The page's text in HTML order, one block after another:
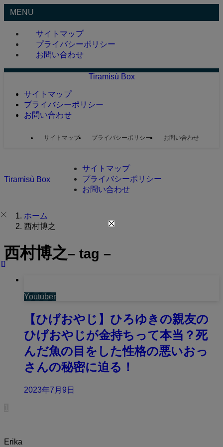
MENU
サイトマップ
プライバシーポリシー
お問い合わせ
Tiramisù Box
サイトマップ
プライバシーポリシー
お問い合わせ
サイトマップ プライバシーポリシー お問い合わせ
Tiramisù Box
サイトマップ
プライバシーポリシー
お問い合わせ
ホーム
西村博之
西村博之– tag –
Youtuber
【ひげおやじ】ひろゆきの親友の
ひげおやじが金持ちって本当？死
んだ魚の目をした性格の悪いおっ
さんの秘密に迫る！
2023年7月9日
Erika